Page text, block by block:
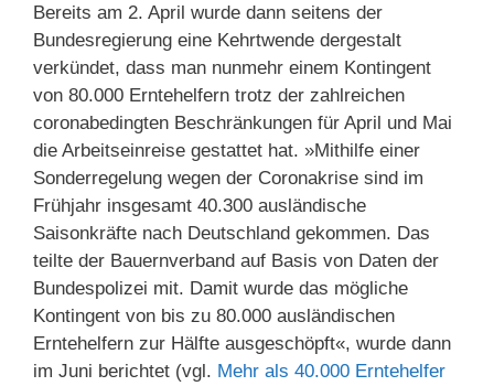
Bereits am 2. April wurde dann seitens der
Bundesregierung eine Kehrtwende dergestalt
verkündet, dass man nunmehr einem Kontingent
von 80.000 Erntehelfern trotz der zahlreichen
coronabedingten Beschränkungen für April und Mai
die Arbeitseinreise gestattet hat. »Mithilfe einer
Sonderregelung wegen der Coronakrise sind im
Frühjahr insgesamt 40.300 ausländische
Saisonkräfte nach Deutschland gekommen. Das
teilte der Bauernverband auf Basis von Daten der
Bundespolizei mit. Damit wurde das mögliche
Kontingent von bis zu 80.000 ausländischen
Erntehelfern zur Hälfte ausgeschöpft«, wurde dann
im Juni berichtet (vgl. Mehr als 40.000 Erntehelfer